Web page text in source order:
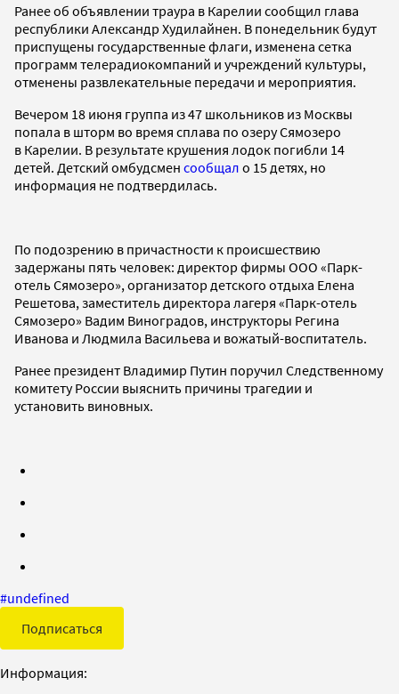
Ранее об объявлении траура в Карелии сообщил глава
республики Александр Худилайнен. В понедельник будут
приспущены государственные флаги, изменена сетка
программ телерадиокомпаний и учреждений культуры,
отменены развлекательные передачи и мероприятия.
Вечером 18 июня группа из 47 школьников из Москвы
попала в шторм во время сплава по озеру Сямозеро
в Карелии. В результате крушения лодок погибли 14
детей. Детский омбудсмен сообщал о 15 детях, но
информация не подтвердилась.
По подозрению в причастности к происшествию
задержаны пять человек: директор фирмы ООО «Парк-
отель Сямозеро», организатор детского отдыха Елена
Решетова, заместитель директора лагеря «Парк-отель
Сямозеро» Вадим Виноградов, инструкторы Регина
Иванова и Людмила Васильева и вожатый-воспитатель.
Ранее президент Владимир Путин поручил Следственному
комитету России выяснить причины трагедии и
установить виновных.
#undefined
Подписаться
Информация: